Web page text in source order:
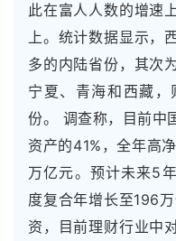
此在富人人数的增速
上。统计数据显示，
多的内陆省份，其次
宁夏、青海和西藏
份。 调查称，目前中
资产的41%，全年高
万亿元。预计未来5
度复合年增长至196
资，目前理财行业中